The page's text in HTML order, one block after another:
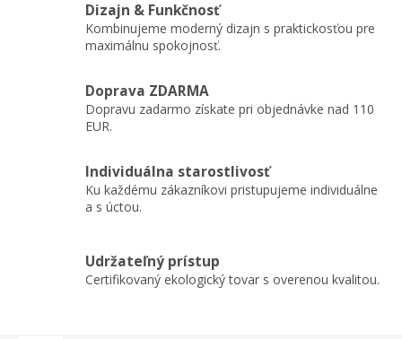
Dizajn & Funkčnosť
Kombinujeme moderný dizajn s praktickosťou pre
maximálnu spokojnosť.
Doprava ZDARMA
Dopravu zadarmo získate pri objednávke nad 110
EUR.
Individuálna starostlivosť
Ku každému zákazníkovi pristupujeme individuálne
a s úctou.
Udržateľný prístup
Certifikovaný ekologický tovar s overenou kvalitou.